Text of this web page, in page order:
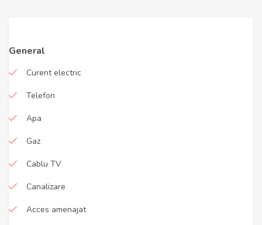
General
Curent electric
Telefon
Apa
Gaz
Cablu TV
Canalizare
Acces amenajat